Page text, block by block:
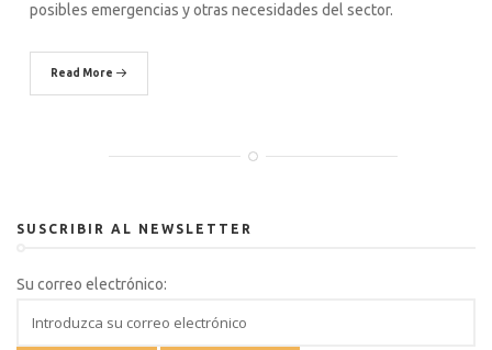
posibles emergencias y otras necesidades del sector.
Read More
SUSCRIBIR AL NEWSLETTER
Su correo electrónico: